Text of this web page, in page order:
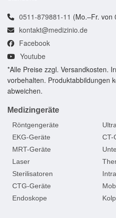
0511-879881-11 (Mo.–Fr. von
kontakt@medizinio.de
Facebook
Youtube
*Alle Preise zzgl. Versandkosten.
vorbehalten. Produktabbildungen
abweichen.
Medizingeräte
Röntgengeräte
EKG-Geräte
CT-
MRT-Geräte
Laser
Sterilisatoren
CTG-Geräte
Endoskope